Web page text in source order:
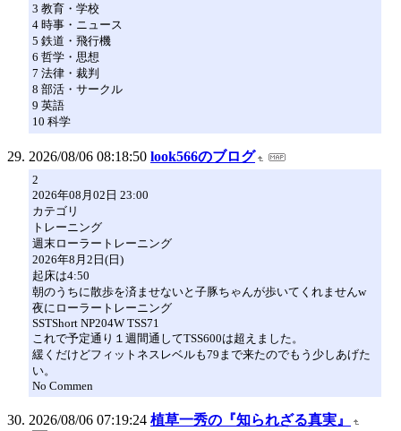
3 教育・学校
4 時事・ニュース
5 鉄道・飛行機
6 哲学・思想
7 法律・裁判
8 部活・サークル
9 英語
10 科学
2026/08/06 08:18:50 look566のブログ
2
2026年08月02日 23:00
カテゴリ
トレーニング
週末ローラートレーニング
2026年8月2日(日)
起床は4:50
朝のうちに散歩を済ませないと子豚ちゃんが歩いてくれませんw
夜にローラートレーニング
SSTShort NP204W TSS71
これで予定通り１週間通してTSS600は超えました。
緩くだけどフィットネスレベルも79まで来たのでもう少しあげた
い。
No Commen
2026/08/06 07:19:24 植草一秀の『知られざる真実』